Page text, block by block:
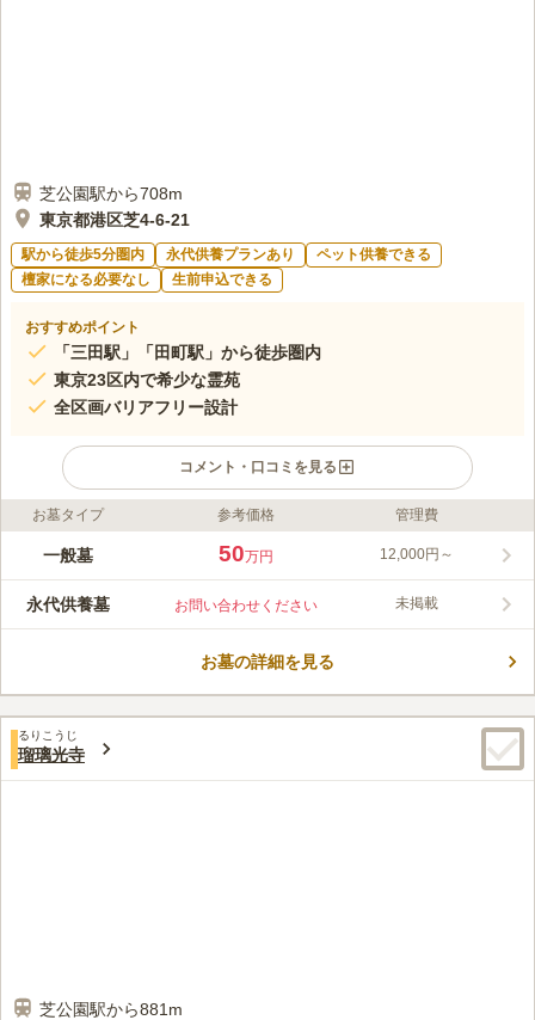
芝公園駅から708m
東京都港区芝4-6-21
駅から徒歩5分圏内 永代供養プランあり
ペット供養できる
檀家になる必要なし
生前申込できる
おすすめポイント
「三田駅」「田町駅」から徒歩圏内
東京23区内で希少な霊苑
全区画バリアフリー設計
コメント・口コミを見る
ライフドット編集部のコメント
最寄の「三田駅」・「田町駅」から徒歩５分以内と、アクセス抜
で電車でも車でもアクセス至便です。園内は、日当たりや水はけ
も良く、バリアフリー設計のため車椅子やお子様連れの方でも安
も安心してご利用頂けます。ペット埋葬もありさまざなプランが
みんなの評価
3.4 口コミ2件
40代女性
食事や休憩のできる店舗も近隣にあるので、お墓詣りに行った時
に利用できてとても便利であると感じています。落ち着いた雰囲気のある
街並みなのも気に入っています。
お墓タイプ 参考価格 管理費
一般墓 50万円 12,000円～
永代供養墓 お問い合わせください 未掲載
お墓の詳細を見る
るりこうじ
瑠璃光寺
芝公園駅から881m